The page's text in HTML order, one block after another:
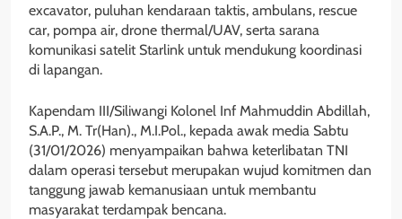
excavator, puluhan kendaraan taktis, ambulans, rescue
car, pompa air, drone thermal/UAV, serta sarana
komunikasi satelit Starlink untuk mendukung koordinasi
di lapangan.
Kapendam III/Siliwangi Kolonel Inf Mahmuddin Abdillah,
S.A.P., M. Tr(Han)., M.I.Pol., kepada awak media Sabtu
(31/01/2026) menyampaikan bahwa keterlibatan TNI
dalam operasi tersebut merupakan wujud komitmen dan
tanggung jawab kemanusiaan untuk membantu
masyarakat terdampak bencana.